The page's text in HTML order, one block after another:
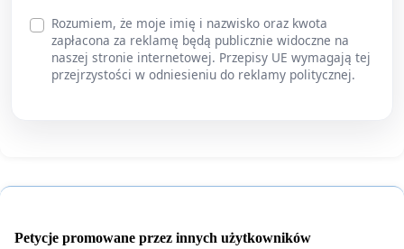
Rozumiem, że moje imię i nazwisko oraz kwota
zapłacona za reklamę będą publicznie widoczne na
naszej stronie internetowej. Przepisy UE wymagają tej
przejrzystości w odniesieniu do reklamy politycznej.
Petycje promowane przez innych użytkowników